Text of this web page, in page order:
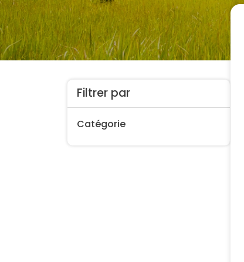
Filtrer par
Catégorie